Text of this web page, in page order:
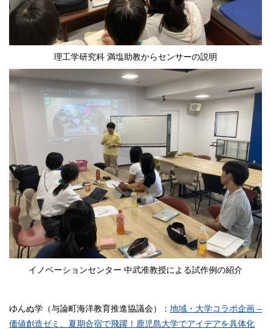
理工学研究科 満塩助教からセンサーの説明
イノベーションセンター 中武准教授による試作例の紹介
ゆんぬ学（与論町海洋教育推進協議会）： 地域・大学コラボ企画 –
価値創造ゼミ、夏期合宿で飛躍！鹿児島大学でアイデアを具体化